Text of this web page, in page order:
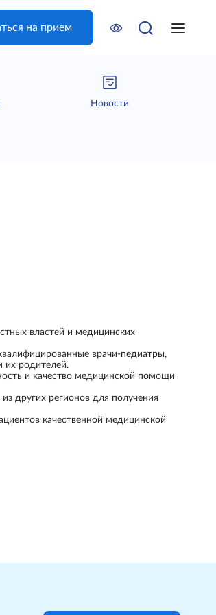
Новости
властей и медицинских
врачи-педиатры,
их родителей.
и качество медицинской помощи
других регионов для получения
качественной медицинской
на прием